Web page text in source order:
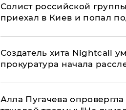
Солист российской
приехал в Киев и попал
Создатель хита Nightcall
прокуратура начала
Алла Пугачева